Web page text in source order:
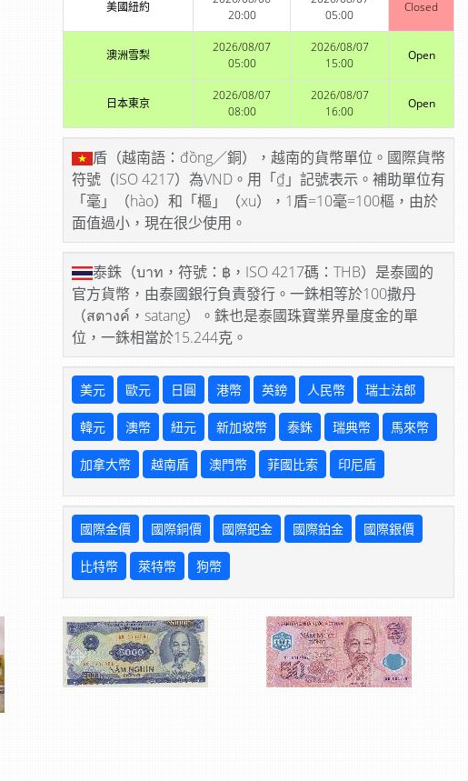
美國紐約
20:00
05:00
Closed
澳洲雪梨
2026/08/07
05:00
2026/08/07
15:00
Open
日本東京
2026/08/07
08:00
2026/08/07
16:00
Open
盾（越南語：đồng／銅），越南的貨幣單位。國際貨幣
符號（ISO 4217）為VND。用「₫」記號表示。補助單位有
「毫」（hào）和「樞」（xu），1盾=10毫=100樞，由於
面值過小，現在很少使用。
泰銖（บาท，符號：฿，ISO 4217碼：THB）是泰國的
官方貨幣，由泰國銀行負責發行。一銖相等於100撒丹
（สตางค์，satang）。銖也是泰國珠寶業界量度金的單
位，一銖相當於15.244克。
美元 歐元 日圓 港幣 英鎊 人民幣 瑞士法郎
韓元 澳幣 紐元 新加坡幣 泰銖 瑞典幣 馬來幣
加拿大幣 越南盾 澳門幣 菲國比索 印尼盾
國際金價 國際銅價 國際鈀金 國際鉑金 國際銀價
比特幣 萊特幣 狗幣